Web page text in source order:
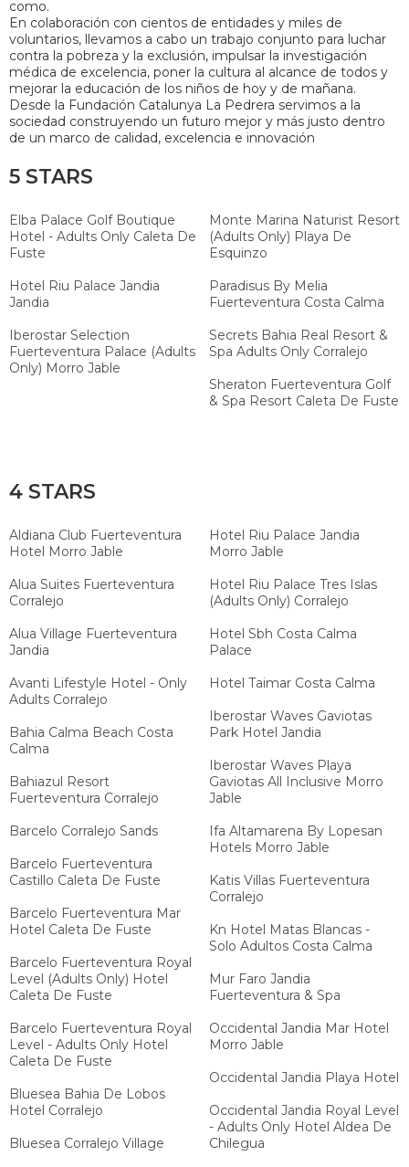
como.
En colaboración con cientos de entidades y miles de
voluntarios, llevamos a cabo un trabajo conjunto para luchar
contra la pobreza y la exclusión, impulsar la investigación
médica de excelencia, poner la cultura al alcance de todos y
mejorar la educación de los niños de hoy y de mañana.
Desde la Fundación Catalunya La Pedrera servimos a la
sociedad construyendo un futuro mejor y más justo dentro
de un marco de calidad, excelencia e innovación
5 STARS
Elba Palace Golf Boutique
Hotel - Adults Only Caleta De
Fuste
Hotel Riu Palace Jandia
Jandia
Iberostar Selection
Fuerteventura Palace (Adults
Only) Morro Jable
Monte Marina Naturist Resort
(Adults Only) Playa De
Esquinzo
Paradisus By Melia
Fuerteventura Costa Calma
Secrets Bahia Real Resort &
Spa Adults Only Corralejo
Sheraton Fuerteventura Golf
& Spa Resort Caleta De Fuste
4 STARS
Aldiana Club Fuerteventura
Hotel Morro Jable
Alua Suites Fuerteventura
Corralejo
Alua Village Fuerteventura
Jandia
Avanti Lifestyle Hotel - Only
Adults Corralejo
Bahia Calma Beach Costa
Calma
Bahiazul Resort
Fuerteventura Corralejo
Barcelo Corralejo Sands
Barcelo Fuerteventura
Castillo Caleta De Fuste
Barcelo Fuerteventura Mar
Hotel Caleta De Fuste
Barcelo Fuerteventura Royal
Level (Adults Only) Hotel
Caleta De Fuste
Barcelo Fuerteventura Royal
Level - Adults Only Hotel
Caleta De Fuste
Bluesea Bahia De Lobos
Hotel Corralejo
Bluesea Corralejo Village
Hotel Riu Palace Jandia
Morro Jable
Hotel Riu Palace Tres Islas
(Adults Only) Corralejo
Hotel Sbh Costa Calma
Palace
Hotel Taimar Costa Calma
Iberostar Waves Gaviotas
Park Hotel Jandia
Iberostar Waves Playa
Gaviotas All Inclusive Morro
Jable
Ifa Altamarena By Lopesan
Hotels Morro Jable
Katis Villas Fuerteventura
Corralejo
Kn Hotel Matas Blancas -
Solo Adultos Costa Calma
Mur Faro Jandia
Fuerteventura & Spa
Occidental Jandia Mar Hotel
Morro Jable
Occidental Jandia Playa Hotel
Occidental Jandia Royal Level
- Adults Only Hotel Aldea De
Chilegua